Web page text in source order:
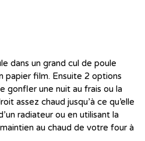
dans un grand cul de poule
papier film. Ensuite 2 options
gonfler une nuit au frais ou la
assez chaud jusqu’à ce qu’elle
radiateur ou en utilisant la
au chaud de votre four à